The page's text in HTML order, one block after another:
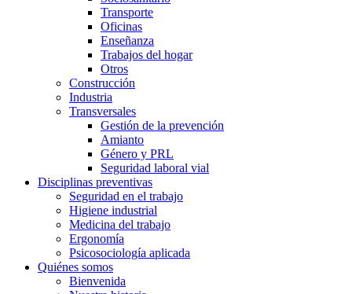
Transporte
Oficinas
Enseñanza
Trabajos del hogar
Otros
Construcción
Industria
Transversales
Gestión de la prevención
Amianto
Género y PRL
Seguridad laboral vial
Disciplinas preventivas
Seguridad en el trabajo
Higiene industrial
Medicina del trabajo
Ergonomía
Psicosociología aplicada
Quiénes somos
Bienvenida